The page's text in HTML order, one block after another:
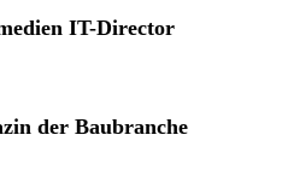
IT-Director
der Baubranche